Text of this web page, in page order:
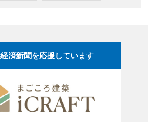
済新聞を応援しています